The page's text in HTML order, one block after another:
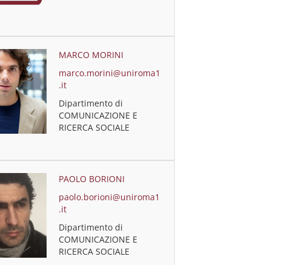
MARCO MORINI
marco.morini@uniroma1
.it
Dipartimento di
COMUNICAZIONE E
RICERCA SOCIALE
PAOLO BORIONI
paolo.borioni@uniroma1
.it
Dipartimento di
COMUNICAZIONE E
RICERCA SOCIALE